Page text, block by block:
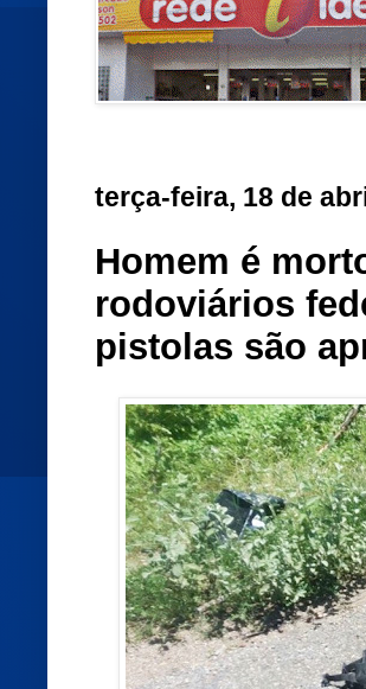
terça-feira, 18 de
Homem é
rodoviários
pistolas são